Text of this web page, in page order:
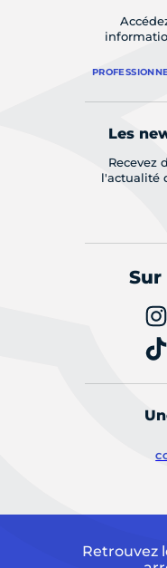
Les
Recevez
l'actualité
Sur
Retrouvez